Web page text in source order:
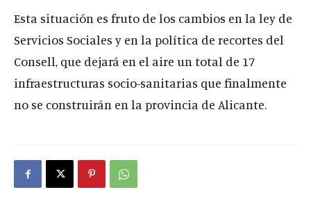
Esta situación es fruto de los cambios en la ley de
Servicios Sociales y en la política de recortes del
Consell, que dejará en el aire un total de 17
infraestructuras socio-sanitarias que finalmente
no se construirán en la provincia de Alicante.